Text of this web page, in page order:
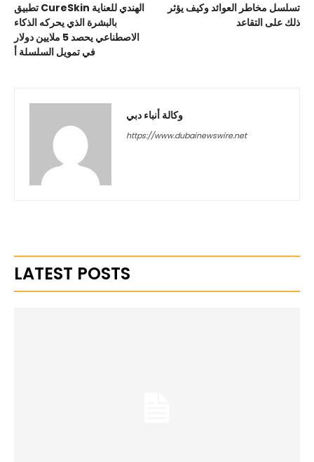
تطبيق CureSkin الهندي للعناية
بالبشرة الذي يحركه الذكاء
الاصطناعي يحصد 5 ملايين دولار
في تمويل السلسلة أ
تسلسل مخاطر العوائد وكيف يؤثر
ذلك على التقاعد
وكالة أنباء دبي
https://www.dubainewswire.net
LATEST POSTS